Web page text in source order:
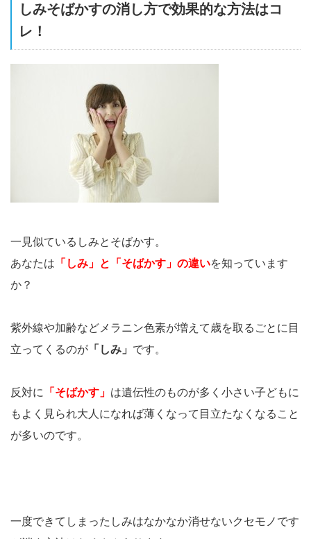
しみそばかすの消し方で効果的な方法はコ
レ！
一見似ているしみとそばかす。
あなたは 「しみ」と「そばかす」の違いを知っています
か？
紫外線や加齢などメラニン色素が増えて歳を取るごとに目
立ってくるのが 「しみ」 です。
反対に 「そばかす」 は遺伝性のものが多く小さい子どもに
もよく見られ大人になれば薄くなって目立たなくなること
が多いのです。
一度できてしまったしみはなかなか消せないクセモノです